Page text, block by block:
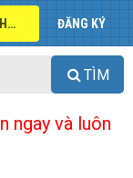
ĐĂNG NHẬP ĐĂNG KÝ
TÌM
ngay và luôn